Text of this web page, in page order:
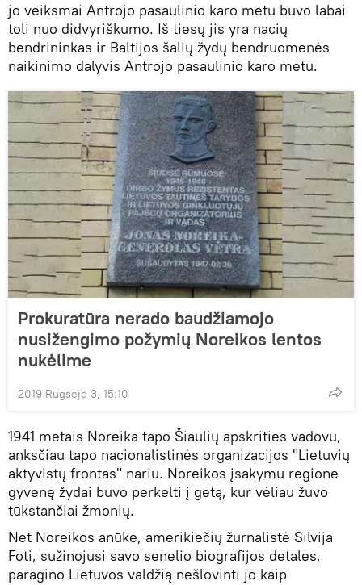
jo veiksmai Antrojo pasaulinio karo metu buvo labai
toli nuo didvyriškumo. Iš tiesų jis yra nacių
bendrininkas ir Baltijos šalių žydų bendruomenės
naikinimo dalyvis Antrojo pasaulinio karo metu.
Prokuratūra nerado baudžiamojo
nusižengimo požymių Noreikos lentos
nukėlime
2019 Rugsėjo 3, 15:10
1941 metais Noreika tapo Šiaulių apskrities vadovu,
anksčiau tapo nacionalistinės organizacijos "Lietuvių
aktyvistų frontas" nariu. Noreikos įsakymu regione
gyvenę žydai buvo perkelti į getą, kur vėliau žuvo
tūkstančiai žmonių.
Net Noreikos anūkė, amerikiečių žurnalistė Silvija
Foti, sužinojusi savo senelio biografijos detales,
paragino Lietuvos valdžią nešlovinti jo kaip